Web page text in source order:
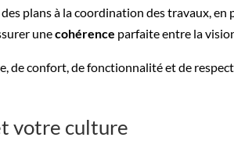
plans à la coordination des travaux, en
unecohérence parfaite entre la
de confort, de fonctionnalité et de
votre culture